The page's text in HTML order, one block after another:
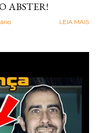
ABSTER!
LEIA MAIS